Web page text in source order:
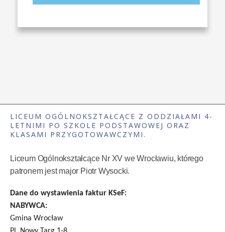
LICEUM OGÓLNOKSZTAŁCĄCE Z ODDZIAŁAMI 4-
LETNIMI PO SZKOLE PODSTAWOWEJ ORAZ
KLASAMI PRZYGOTOWAWCZYMI.
Liceum Ogólnokształcące Nr XV we Wrocławiu, którego
patronem jest major Piotr Wysocki.
Dane do wystawienia faktur KSeF:
NABYWCA:
Gmina Wrocław